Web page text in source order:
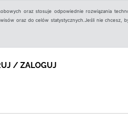
oraz stosuje odpowiednie rozwiązania
oraz do celów statystycznych.Jeśli nie chcesz,
/ ZALOGUJ